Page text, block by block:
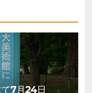
て7月24日